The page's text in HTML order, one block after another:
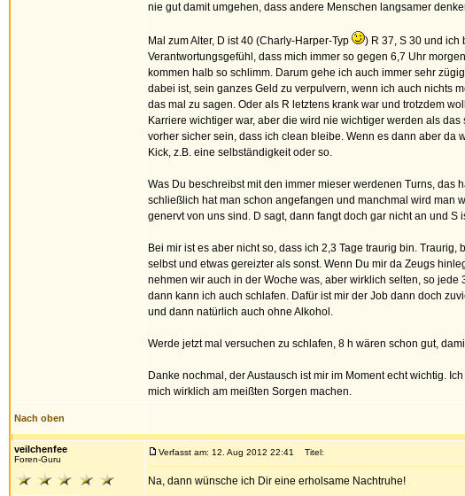
nie gut damit umgehen, dass andere Menschen langsamer
Mal zum Alter, D ist 40 (Charly-Harper-Typ
) R 37, S 30 und ich
Verantwortungsgefühl, dass mich immer so gegen 6,7 Uhr
kommen halb so schlimm. Darum gehe ich auch immer sehr
dabei ist, sein ganzes Geld zu verpulvern, wenn ich auch nichts
das mal zu sagen. Oder als R letztens krank war und trotzdem
Karriere wichtiger war, aber die wird nie wichtiger werden als
vorher sicher sein, dass ich clean bleibe. Wenn es dann aber
Kick, z.B. eine selbständigkeit oder so.
Was Du beschreibst mit den immer mieser werdenen Turns, das
schließlich hat man schon angefangen und manchmal wird man
genervt von uns sind. D sagt, dann fangt doch gar nicht an und
Bei mir ist es aber nicht so, dass ich 2,3 Tage traurig bin.
selbst und etwas gereizter als sonst. Wenn Du mir da Zeugs
nehmen wir auch in der Woche was, aber wirklich selten, so
dann kann ich auch schlafen. Dafür ist mir der Job dann doch
und dann natürlich auch ohne Alkohol.
Werde jetzt mal versuchen zu schlafen, 8 h wären schon gut,
Danke nochmal, der Austausch ist mir im Moment echt wichtig.
mich wirklich am meißten Sorgen machen.
Nach oben
veilchenfee
Foren-Guru
Verfasst am: 12. Aug 2012 22:41 Titel:
Na, dann wünsche ich Dir eine erholsame Nachtruhe!